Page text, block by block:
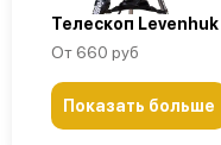
Телескоп Levenhuk
От 660 руб
Показать больше